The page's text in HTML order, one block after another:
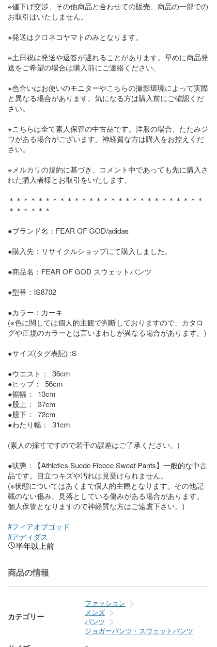
※値下げ交渉、その他商品と合わせての販売、商品の一部での
お取引はいたしません。
※発送はクロネコヤマトのみとなります。
※土日祝は発送や返答が遅れることがあります。早めに商品発
送をご希望の場合は購入前にご連絡ください。
※色合いはお使いのモニターやこちらの撮影環境によって実際
と異なる場合があります。気になる方は購入前にご確認くだ
さい。
※こちらは全て素人保管の中古品です。洋服の場合、たたみジ
ワがある場合がございます。神経質な方は購入をお控えくだ
さい。
※メルカリの規約に基づき、コメント中であっても先に購入さ
れた購入者様とお取引をいたします。
＊＊＊＊＊＊＊＊＊＊＊＊＊＊＊＊＊＊＊＊＊＊＊＊＊＊＊
＊＊＊＊＊＊
●ブランド名：FEAR OF GOD/adidas
●購入先：リサイクルショップにて購入しました。
●商品名：FEAR OF GOD スウェットパンツ
●型番：IS8702
●カラー：カーキ
(※色に関しては個人的主観で判断しておりますので、カタロ
グや正規のカラーとは言いまわしが異なる場合があります。)
●サイズ(タグ表記) :S
●ウエスト：  36cm
●ヒップ：  56cm
●裾幅：  13cm
●股上：  37cm
●股下：  72cm
●わたり幅：  31cm
(素人の採寸ですので若干の誤差はご了承ください。)
●状態：【Athletics Suede Fleece Sweat Pants】一般的な中古
品です。目立つキズや汚れは見受けられません。
(※状態についてはあくまで個人的主観となります。その他記
載のない傷み、見落としている傷みがある場合があります。
個人保管となりますので神経質な方はご遠慮下さい。)
#フィアオブゴッド
#アディダス
半年以上前
商品の情報
カテゴリー
ファッション
メンズ
パンツ
ジョガーパンツ・スウェットパンツ